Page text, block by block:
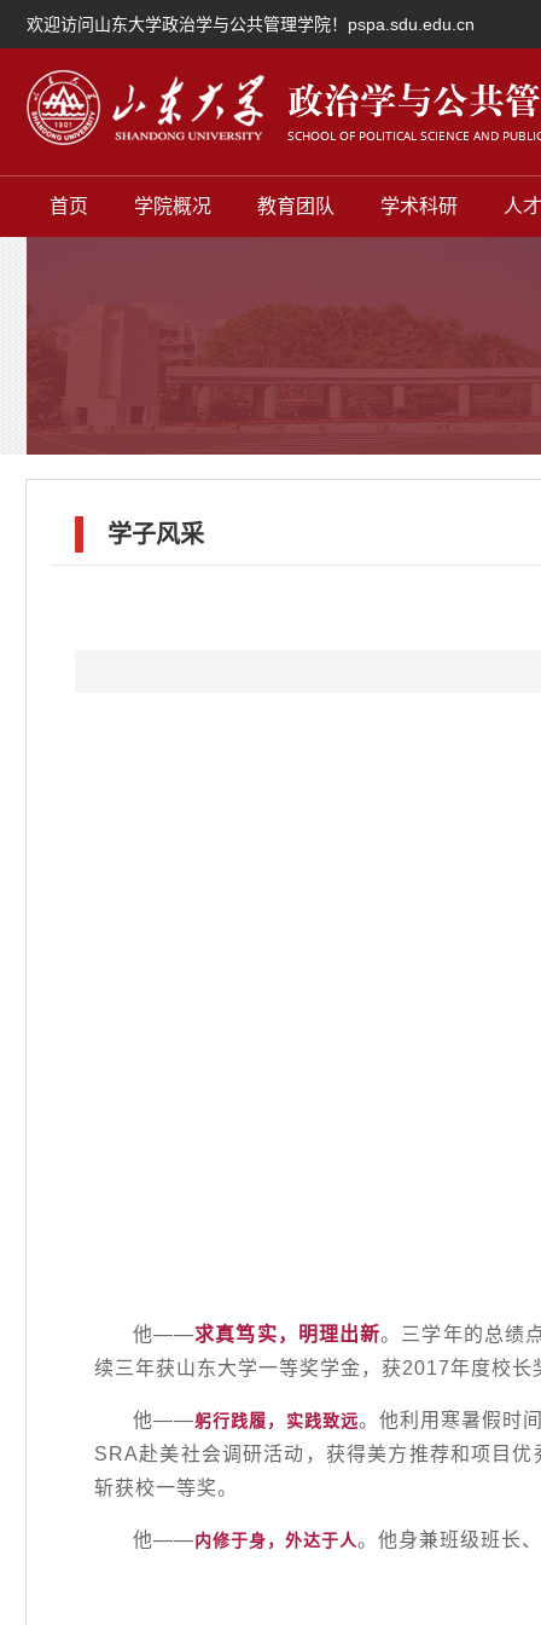
欢迎访问山东大学政治学与公共管理学院！pspa.sdu.edu.cn
首页 学院概况 教育团队 学术科研 人
学子风采
他——求真笃实，明理出新。三学年的总绩
续三年获山东大学一等奖学金，获2017年度校长
他——躬行践履，实践致远。他利用寒暑假时
SRA赴美社会调研活动，获得美方推荐和项目
斩获校一等奖。
他——内修于身，外达于人。他身兼班级班长